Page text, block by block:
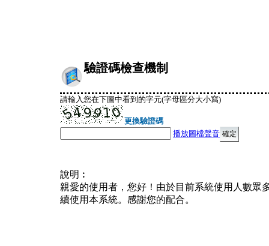
驗證碼檢查機制
請輸入您在下圖中看到的字元(字母區分大小寫)
更換驗證碼
播放圖檔聲音
說明︰
親愛的使用者，您好！由於目前系統使用人數眾
續使用本系統。感謝您的配合。